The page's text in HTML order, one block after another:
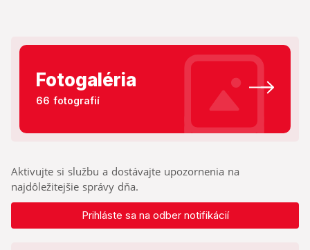
Fotogaléria
66 fotografií
Aktivujte si službu a dostávajte upozornenia na
najdôležitejšie správy dňa.
Prihláste sa na odber notifikácií